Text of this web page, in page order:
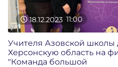
18.12.2023 11:00
Учителя Азовской школы
Херсонскую область на
"Команда большой